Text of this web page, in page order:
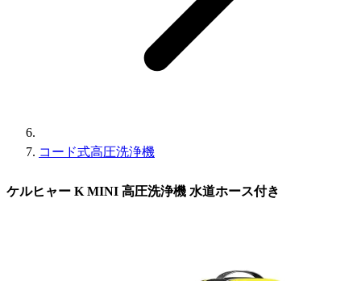
コード式高圧洗浄機
ケルヒャー K MINI 高圧洗浄機 水道ホース付き